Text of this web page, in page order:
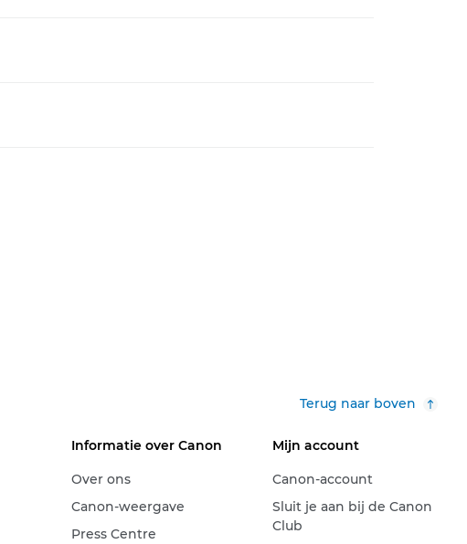
Terug naar boven
Informatie over Canon
Over ons
Canon-weergave
Press Centre
Mijn account
Canon-account
Sluit je aan bij de Canon
Club